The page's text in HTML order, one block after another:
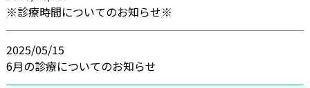
※診療時間についてのお知らせ※
2025/05/15
6月の診療についてのお知らせ